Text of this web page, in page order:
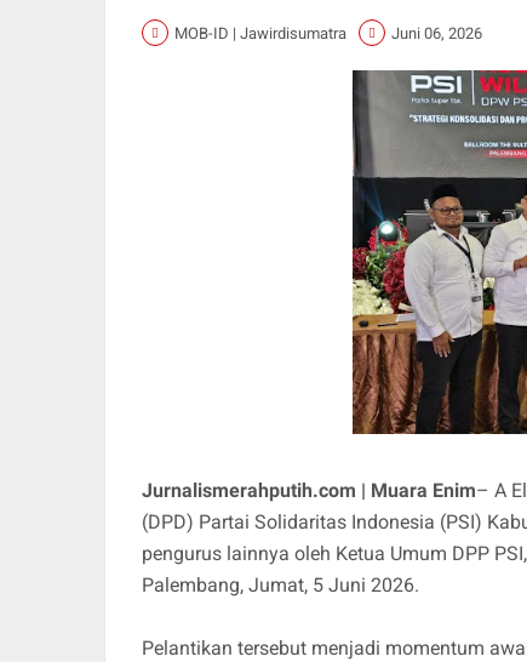
MOB-ID | Jawirdisumatra Juni 06, 2026
Jurnalismerahputih.com | Muara Enim– A
(DPD) Partai Solidaritas Indonesia (PSI)
pengurus lainnya oleh Ketua Umum DPP
Palembang, Jumat, 5 Juni 2026.
Pelantikan tersebut menjadi momentum